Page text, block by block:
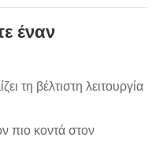
έναν
τη βέλτιστη λειτουργία
πιο κοντά στον